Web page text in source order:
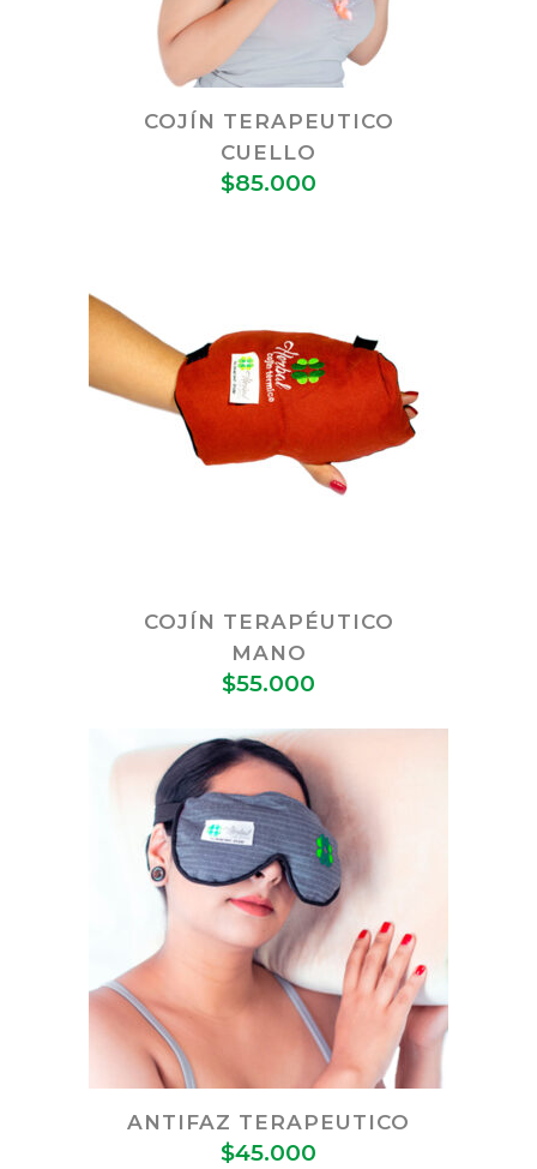
COJÍN TERAPEUTICO
CUELLO
$85.000
COJÍN TERAPÉUTICO
MANO
$55.000
ANTIFAZ TERAPEUTICO
$45.000